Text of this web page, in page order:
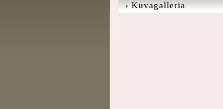
Kuvagalleria